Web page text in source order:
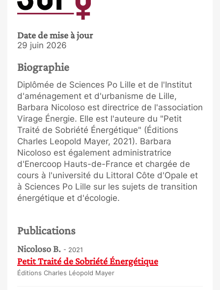
Date de mise à jour
29 juin 2026
Biographie
Diplômée de Sciences Po Lille et de l'Institut
d'aménagement et d'urbanisme de Lille,
Barbara Nicoloso est directrice de l'association
Virage Énergie. Elle est l'auteure du "Petit
Traité de Sobriété Énergétique" (Éditions
Charles Leopold Mayer, 2021). Barbara
Nicoloso est également administratrice
d'Enercoop Hauts-de-France et chargée de
cours à l'université du Littoral Côte d'Opale et
à Sciences Po Lille sur les sujets de transition
énergétique et d'écologie.
Publications
Nicoloso B. - 2021
Petit Traité de Sobriété Énergétique
Éditions Charles Léopold Mayer